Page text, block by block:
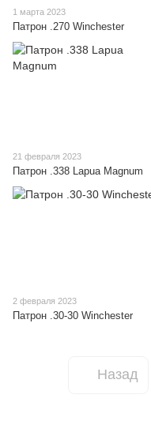
1 марта 2023
Патрон .270 Winchester
21 февраля 2023
Патрон .338 Lapua Magnum
2 февраля 2023
Патрон .30-30 Winchester
Назад